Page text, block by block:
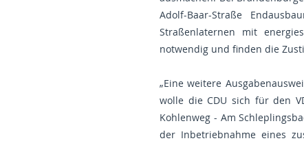
Adolf-Baar-Straße
Straßenlaternen mit
notwendig und finden die
„Eine weitere
wolle die CDU sich für den
Kohlenweg - Am
der Inbetriebnahme eines